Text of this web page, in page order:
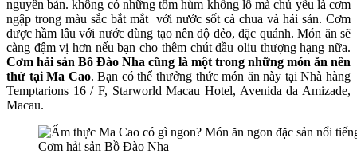
nguyên bản. không có những tôm hùm khổng lồ mà chủ yếu là cơm
ngập trong màu sắc bắt mắt với nước sốt cà chua và hải sản. Cơm
được hầm lâu với nước dùng tạo nên độ dẻo, đặc quánh. Món ăn sẽ
càng đậm vị hơn nếu bạn cho thêm chút dầu oliu thượng hạng nữa.
Cơm hải sản Bồ Đào Nha cũng là một trong những món ăn nên
thử tại Ma Cao. Bạn có thể thưởng thức món ăn này tại Nhà hàng
Temptarions 16 / F, Starworld Macau Hotel, Avenida da Amizade,
Macau.
Cơm hải sản Bồ Đào Nha